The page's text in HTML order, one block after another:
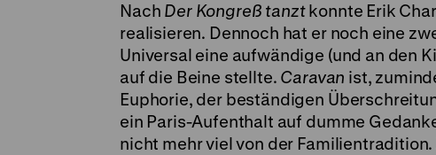
Nach Der Kongreß tanztkonnte Erik
realisieren. Dennoch hat er noch eine
Universal eine aufwändige (und an den
auf die Beine stellte. Caravan ist,
Euphorie, der beständigen
ein Paris-Aufenthalt auf dumme
nicht mehr viel von der